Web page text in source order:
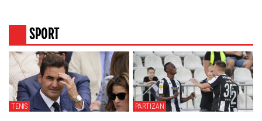
SPORT
TENIS PARTIZAN